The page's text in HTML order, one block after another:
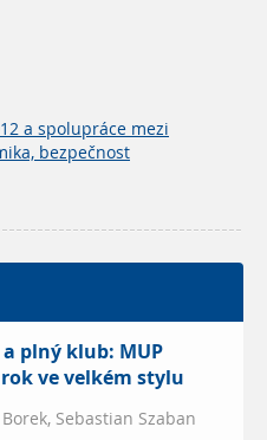
a spolupráce mezi
bezpečnost
plný klub: MUP
ve velkém stylu
Sebastian Szaban